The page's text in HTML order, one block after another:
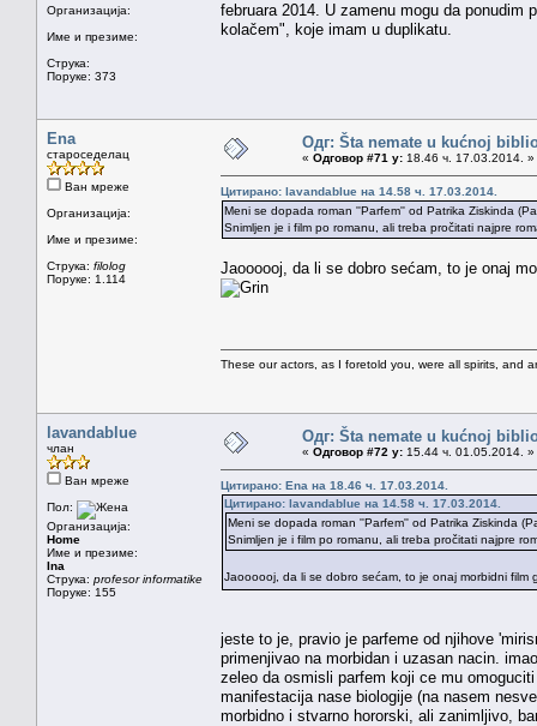
Организација:
Име и презиме:
Струка:
Поруке: 373
februara 2014. U zamenu mogu da
kolačem", koje imam u duplikatu.
Ena
староседелац
Ван мреже
Организација:
Име и презиме:
Струка: filolog
Поруке: 1.114
Одг: Šta nemate u kućnoj
« Одговор #71 у: 18.46 ч. 17.03.2014. »
Цитирано: lavandablue на 14.58 ч. 17.03.2014.
Meni se dopada roman ''Parfem'' od Patrika Ziskinda
Snimljen je i film po romanu, ali treba pročitati najpre
Jaoooooj, da li se dobro sećam, to je onaj
These our actors, as I foretold you, were all spirits, and
lavandablue
члан
Ван мреже
Пол:
Организација:
Home
Име и презиме:
Ina
Струка: profesor informatike
Поруке: 155
Одг: Šta nemate u kućnoj
« Одговор #72 у: 15.44 ч. 01.05.2014. »
Цитирано: Ena на 18.46 ч. 17.03.2014.
Цитирано: lavandablue на 14.58 ч. 17.03.2014.
Meni se dopada roman ''Parfem'' od Patrika Ziskinda
Snimljen je i film po romanu, ali treba pročitati najpre
Jaoooooj, da li se dobro sećam, to je onaj morbidni
jeste to je, pravio je parfeme od njihove
primenjivao na morbidan i uzasan nacin.
zeleo da osmisli parfem koji ce mu
manifestacija nase biologije (na nasem
morbidno i stvarno hororski, ali zanimljivo,